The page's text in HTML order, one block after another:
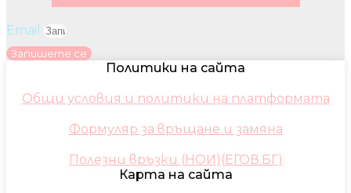
Email
Запишете се
Политики на сайта
Общи условия и политики на платформата
Формуляр за връщане и замяна
Полезни връзки (НОИ)(ЕГОВ.БГ)
Карта на сайта